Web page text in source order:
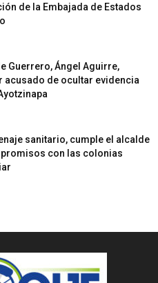
de la Embajada de Estados
Guerrero, Ángel Aguirre,
acusado de ocultar evidencia
sanitario, cumple el alcalde
con las colonias